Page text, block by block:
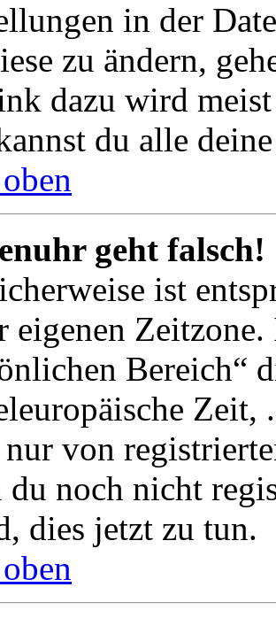
in der
zu ändern,
dazu wird
du alle
geht falsch!
ist
eigenen
Bereich“
Zeit,
von
du noch nicht
dies jetzt zu tun.